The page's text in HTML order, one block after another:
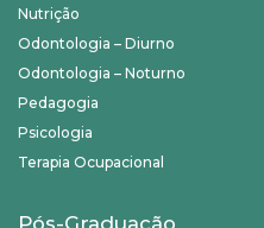
Nutrição
Odontologia – Diurno
Odontologia – Noturno
Pedagogia
Psicologia
Terapia Ocupacional
Pós-Graduação